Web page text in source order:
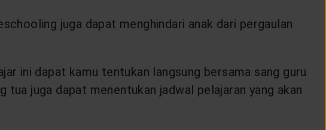
juga dapat menghindari anak dari pergaulan
ini dapat kamu tentukan langsung bersama sang guru
juga dapat menentukan jadwal pelajaran yang akan